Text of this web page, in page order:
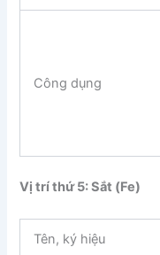
Công dụng
Vị trí thứ 5: Sắt (Fe)
Tên, ký hiệu